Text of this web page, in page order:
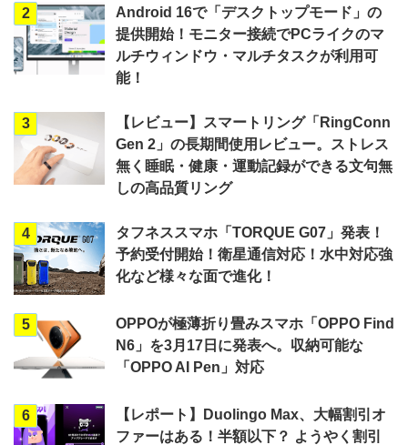
2
Android 16で「デスクトップモード」の
提供開始！モニター接続でPCライクのマ
ルチウィンドウ・マルチタスクが利用可
能！
3
【レビュー】スマートリング「RingConn
Gen 2」の長期間使用レビュー。ストレス
無く睡眠・健康・運動記録ができる文句無
しの高品質リング
4
タフネススマホ「TORQUE G07」発表！
予約受付開始！衛星通信対応！水中対応強
化など様々な面で進化！
5
OPPOが極薄折り畳みスマホ「OPPO Find
N6」を3月17日に発表へ。収納可能な
「OPPO AI Pen」対応
6
【レポート】Duolingo Max、大幅割引オ
ファーはある！半額以下？ ようやく割引